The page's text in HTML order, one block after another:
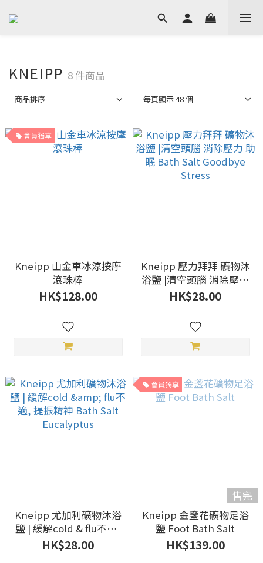
KNEIPP 8 件商品
商品排序 每頁顯示 48 個
會員獨享
Kneipp 山金車冰涼按摩
滾珠棒
HK$128.00
Kneipp 壓力拜拜 礦物沐
浴鹽 |清空頭腦 消除壓力
Stress
HK$28.00
Kneipp 尤加利礦物沐浴
鹽 | 緩解cold & flu不適,
提振精神 Bath Salt
Eucalyptus
HK$28.00
會員獨享
售完
Kneipp 金盞花礦物足浴
鹽 Foot Bath Salt
HK$139.00